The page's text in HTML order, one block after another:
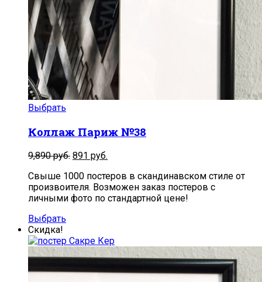
Выбрать
Коллаж Париж №38
9,890руб. 891 руб.
Свыше 1000 постеров в скандинавском стиле от
произвоителя. Возможен заказ постеров с
личными фото по стандартной цене!
Выбрать
Скидка!